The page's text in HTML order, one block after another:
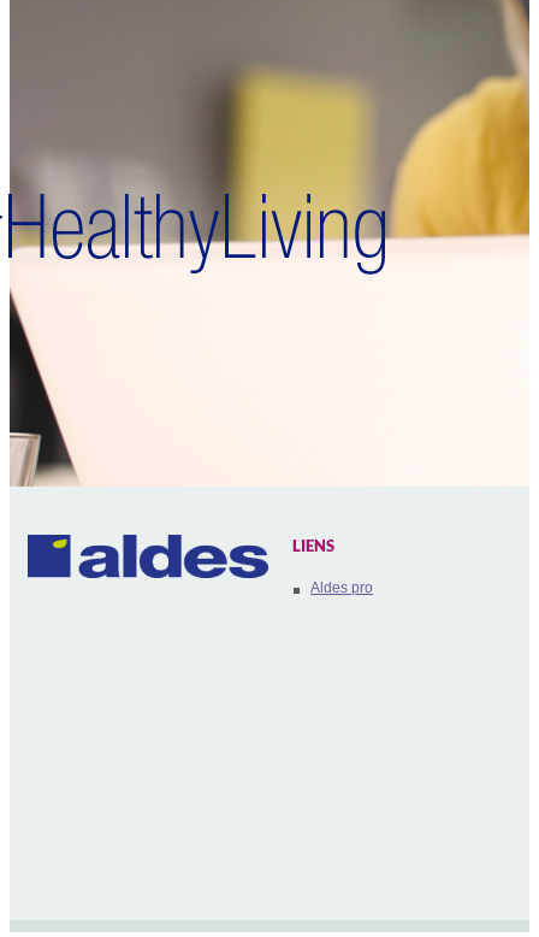
LIENS
Aldes pro